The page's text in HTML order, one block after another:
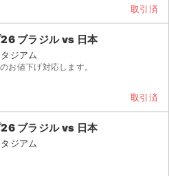
取引済
ブラジル vs 日本
ジアム
お値下げ対応します。
取引済
ブラジル vs 日本
ジアム